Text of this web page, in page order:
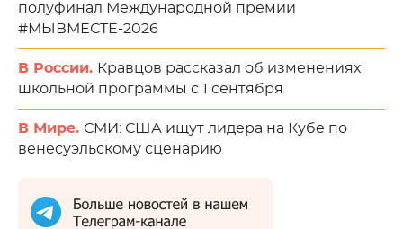
полуфинал Международной премии
#МЫВМЕСТЕ-2026
В России. Кравцов рассказал об изменениях
школьной программы с 1 сентября
В Мире. СМИ: США ищут лидера на Кубе по
венесуэльскому сценарию